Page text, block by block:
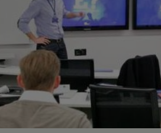
ZOOM